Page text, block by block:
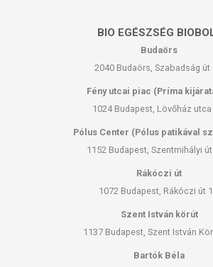
BIO EGÉSZSÉG
Budaörs
2040 Budaörs, Szabadság út
Fény utcai piac (Príma
1024 Budapest, Lövőház utca
Pólus Center (Pólus patikával
1152 Budapest, Szentmihályi
Rákóczi út
1072 Budapest, Rákóczi út
Szent István körút
1137 Budapest, Szent István
Bartók Béla